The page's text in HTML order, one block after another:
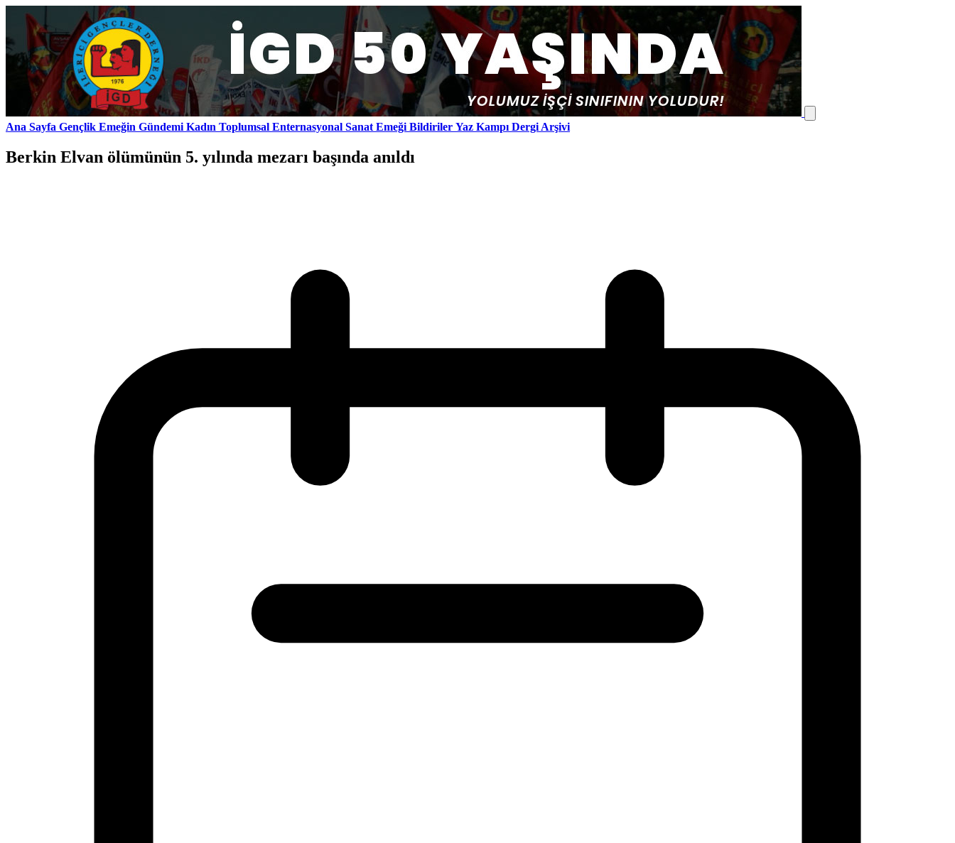
Ana Sayfa Gençlik Emeğin Gündemi Kadın Toplumsal Enternasyonal Sanat Emeği Bildiriler Yaz Kampı Dergi Arşivi
Berkin Elvan ölümünün 5. yılında mezarı başında anıldı